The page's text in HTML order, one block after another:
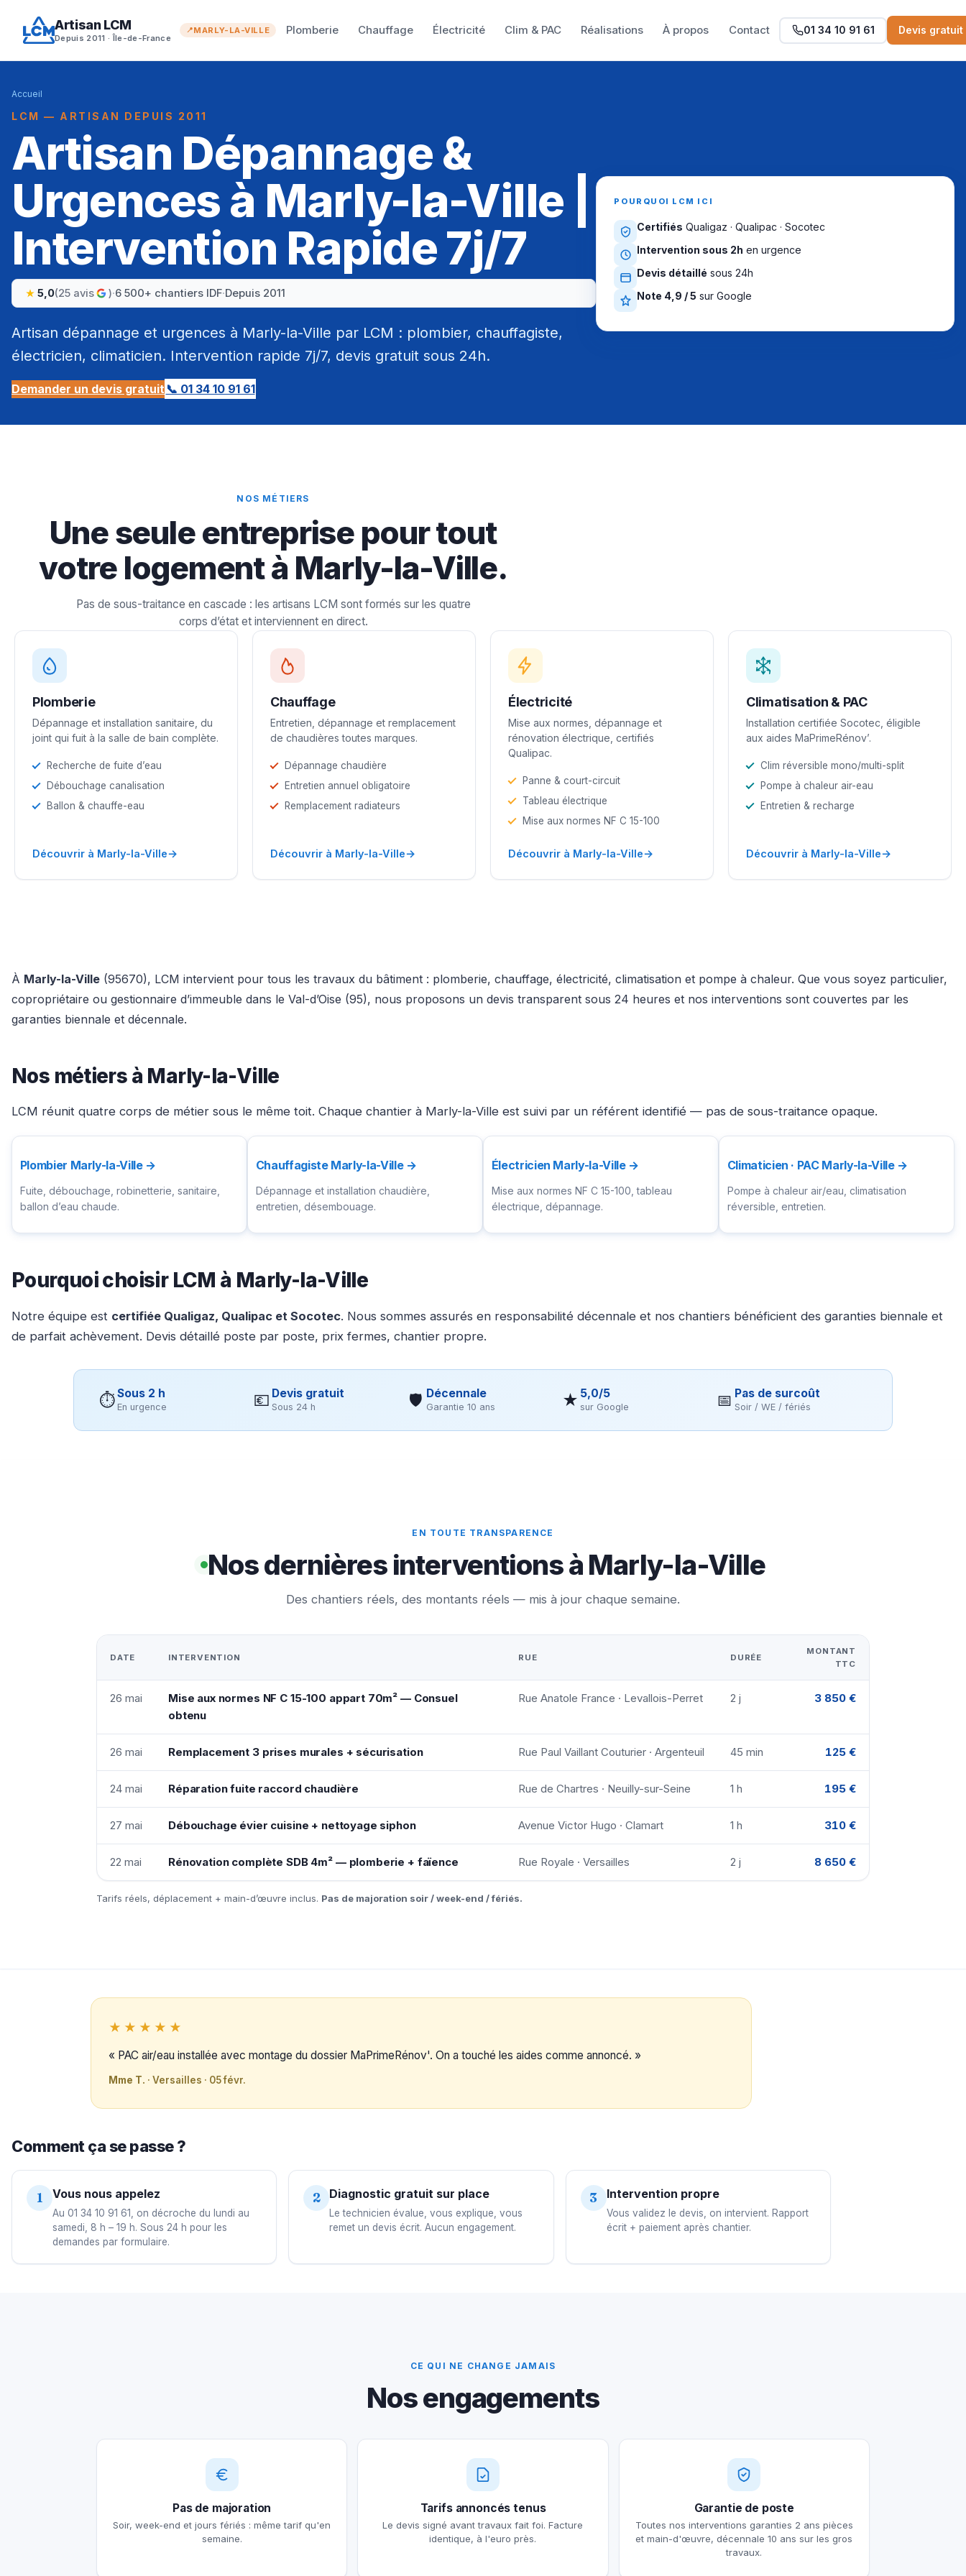
Artisan LCM
Depuis 2011 · Île-de-France
MARLY-LA-VILLE Plomberie Chauffage Électricité Clim & PAC Réalisations À propos Contact 01 34 10 91 61 Devis gratuit
Accueil
LCM — ARTISAN DEPUIS 2011
Artisan Dépannage &
Urgences à Marly-la-Ville |
Intervention Rapide 7j/7
5,0(25 avis )·6 500+ chantiers IDF·Depuis 2011
Artisan dépannage et urgences à Marly-la-Ville par LCM : plombier, chauffagiste,
électricien, climaticien. Intervention rapide 7j/7, devis gratuit sous 24h.
Demander un devis gratuit 📞 01 34 10 91 61
POURQUOI LCM ICI
Certifiés Qualigaz · Qualipac · Socotec
Intervention sous 2h en urgence
Devis détaillé sous 24h
Note 4,9 / 5 sur Google
NOS MÉTIERS
Une seule entreprise pour tout
votre logement à Marly-la-Ville.
Pas de sous-traitance en cascade : les artisans LCM sont formés sur les quatre
corps d’état et interviennent en direct.
Plomberie
Dépannage et installation sanitaire, du
joint qui fuit à la salle de bain complète.
Recherche de fuite d’eau
Débouchage canalisation
Ballon & chauffe-eau
Découvrir à Marly-la-Ville→
Chauffage
Entretien, dépannage et remplacement
de chaudières toutes marques.
Dépannage chaudière
Entretien annuel obligatoire
Remplacement radiateurs
Découvrir à Marly-la-Ville→
Électricité
Mise aux normes, dépannage et
rénovation électrique, certifiés
Qualipac.
Panne & court-circuit
Tableau électrique
Mise aux normes NF C 15-100
Découvrir à Marly-la-Ville→
Climatisation & PAC
Installation certifiée Socotec, éligible
aux aides MaPrimeRénov’.
Clim réversible mono/multi-split
Pompe à chaleur air-eau
Entretien & recharge
Découvrir à Marly-la-Ville→
À Marly-la-Ville (95670), LCM intervient pour tous les travaux du bâtiment : plomberie, chauffage, électricité, climatisation et pompe à chaleur. Que vous soyez particulier,
copropriétaire ou gestionnaire d’immeuble dans le Val-d’Oise (95), nous proposons un devis transparent sous 24 heures et nos interventions sont couvertes par les
garanties biennale et décennale.
Nos métiers à Marly-la-Ville
LCM réunit quatre corps de métier sous le même toit. Chaque chantier à Marly-la-Ville est suivi par un référent identifié — pas de sous-traitance opaque.
Plombier Marly-la-Ville →
Fuite, débouchage, robinetterie, sanitaire,
ballon d’eau chaude.
Chauffagiste Marly-la-Ville →
Dépannage et installation chaudière,
entretien, désembouage.
Électricien Marly-la-Ville →
Mise aux normes NF C 15-100, tableau
électrique, dépannage.
Climaticien · PAC Marly-la-Ville →
Pompe à chaleur air/eau, climatisation
réversible, entretien.
Pourquoi choisir LCM à Marly-la-Ville
Notre équipe est certifiée Qualigaz, Qualipac et Socotec. Nous sommes assurés en responsabilité décennale et nos chantiers bénéficient des garanties biennale et
de parfait achèvement. Devis détaillé poste par poste, prix fermes, chantier propre.
⏱Sous 2 h
En urgence 💶 Devis gratuit
Sous 24 h 🛡 Décennale
Garantie 10 ans ★ 5,0/5
sur Google 📅 Pas de surcoût
Soir / WE / fériés
EN TOUTE TRANSPARENCE
Nos dernières interventions à Marly-la-Ville
Des chantiers réels, des montants réels — mis à jour chaque semaine.
DATE INTERVENTION RUE DURÉE
MONTANT
TTC
26 mai
Mise aux normes NF C 15-100 appart 70m² — Consuel
obtenu
Rue Anatole France · Levallois-Perret 2 j 3 850 €
26 mai Remplacement 3 prises murales + sécurisation Rue Paul Vaillant Couturier · Argenteuil 45 min 125 €
24 mai Réparation fuite raccord chaudière Rue de Chartres · Neuilly-sur-Seine 1 h 195 €
27 mai Débouchage évier cuisine + nettoyage siphon Avenue Victor Hugo · Clamart 1 h 310 €
22 mai Rénovation complète SDB 4m² — plomberie + faïence Rue Royale · Versailles 2 j 8 650 €
Tarifs réels, déplacement + main-d’œuvre inclus. Pas de majoration soir / week-end / fériés.
★★★★★
« PAC air/eau installée avec montage du dossier MaPrimeRénov'. On a touché les aides comme annoncé. »
Mme T. · Versailles · 05 févr.
Comment ça se passe ?
1 Vous nous appelez
Au 01 34 10 91 61, on décroche du lundi au
samedi, 8 h – 19 h. Sous 24 h pour les
demandes par formulaire.
2 Diagnostic gratuit sur place
Le technicien évalue, vous explique, vous
remet un devis écrit. Aucun engagement.
3 Intervention propre
Vous validez le devis, on intervient. Rapport
écrit + paiement après chantier.
CE QUI NE CHANGE JAMAIS
Nos engagements
Pas de majoration
Soir, week-end et jours fériés : même tarif qu'en
semaine.
Tarifs annoncés tenus
Le devis signé avant travaux fait foi. Facture
identique, à l'euro près.
Garantie de poste
Toutes nos interventions garanties 2 ans pièces
et main-d'œuvre, décennale 10 ans sur les gros
travaux.